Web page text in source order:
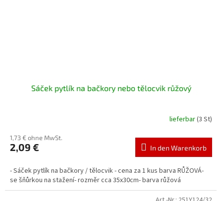
Sáček pytlík na bačkory nebo tělocvik růžový
lieferbar(3 St)
1,73 € ohne MwSt.
2,09 € In den Warenkorb
- Sáček pytlík na bačkory / tělocvik - cena za 1 kus barva RŮŽOVÁ-
se šňůrkou na stažení- rozměr cca 35x30cm- barva růžová